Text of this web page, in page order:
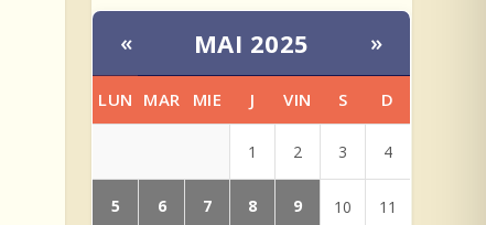
« MAI 2025 »
LUN MAR MIE J VIN S D
1 2 3 4
5 6 7 8 9 10 11